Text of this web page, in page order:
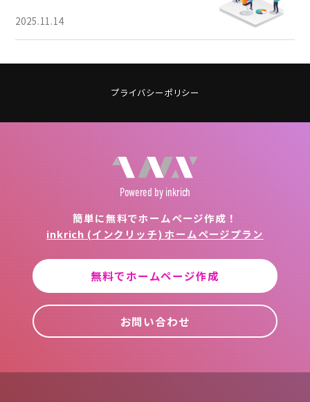
2025.11.14
プライバシーポリシー
Powered by inkrich
簡単に無料でホームページ作成！
inkrich (インクリッチ) ホームページプラン
無料でホームページ作成
お問い合わせ